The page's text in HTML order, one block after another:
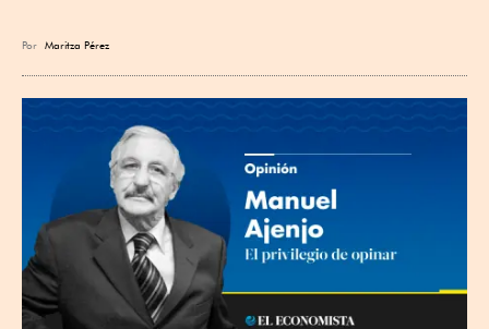
Por Maritza Pérez